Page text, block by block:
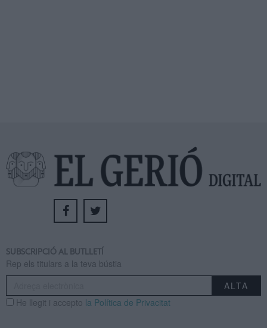
SUBSCRIPCIÓ AL BUTLLETÍ
Rep els titulars a la teva bústia
He llegit i accepto la Política de Privacitat